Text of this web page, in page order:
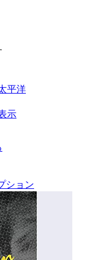
平洋
示
ション